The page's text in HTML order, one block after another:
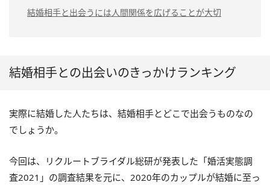
結婚相手と出会うには人間関係を広げることが大切
結婚相手との出会いのきっかけランキング
実際に結婚した人たちは、結婚相手とどこで出会うものなの
でしょうか。
今回は、リクルートブライダル総研が発表した「婚活実態調
査2021」の調査結果を元に、2020年のカップルが結婚に至っ